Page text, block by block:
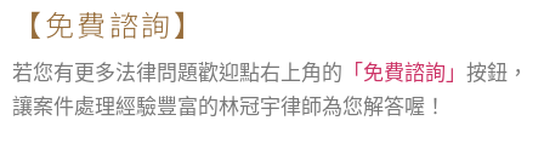
【免費諮詢】
若您有更多法律問題歡迎點右上角的 「免費諮詢」 按鈕，
讓案件處理經驗豐富的林冠宇律師為您解答喔！